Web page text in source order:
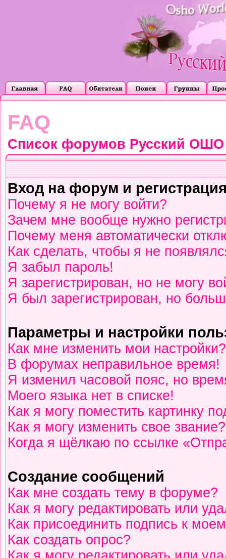
FAQ
Список форумов Русский ОШО
Вход на форум и
Почему я не могу войти?
Зачем мне вообще нужно
Почему меня автоматически
Как сделать, чтобы я не
Я забыл пароль!
Я зарегистрирован, но не могу
Я был зарегистрирован, но
Параметры и настройки
Как мне изменить мои настройки?
В форумах неправильное время!
Я изменил часовой пояс, но
Моего языка нет в списке!
Как я могу поместить картинку
Как я могу изменить свое звание?
Когда я щёлкаю по ссылке
Создание сообщений
Как мне создать тему в форуме?
Как я могу редактировать или
Как присоединить подпись к
Как создать опрос?